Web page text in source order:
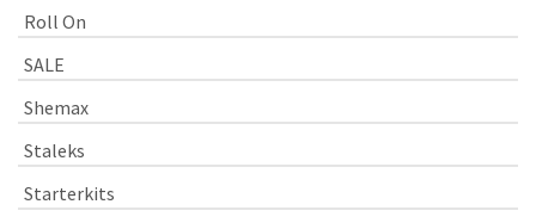
Roll On
SALE
Shemax
Staleks
Starterkits